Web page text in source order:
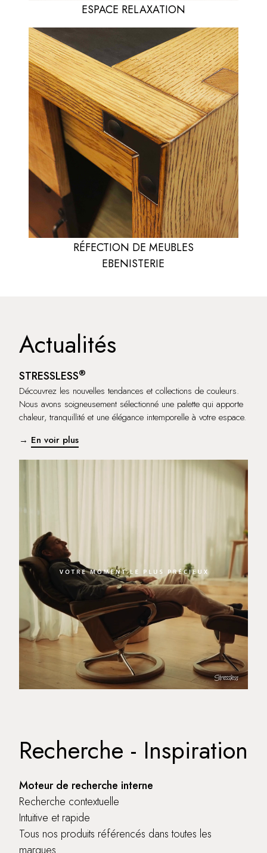
ESPACE RELAXATION
RÉFECTION DE MEUBLES
EBENISTERIE
Actualités
STRESSLESS®
Découvrez les nouvelles tendances et collections de couleurs.
Nous avons soigneusement sélectionné une palette qui apporte
chaleur, tranquillité et une élégance intemporelle à votre espace.
→ En voir plus
Recherche - Inspiration
Moteur de recherche interne
Recherche contextuelle
Intuitive et rapide
Tous nos produits référencés dans toutes les
marques